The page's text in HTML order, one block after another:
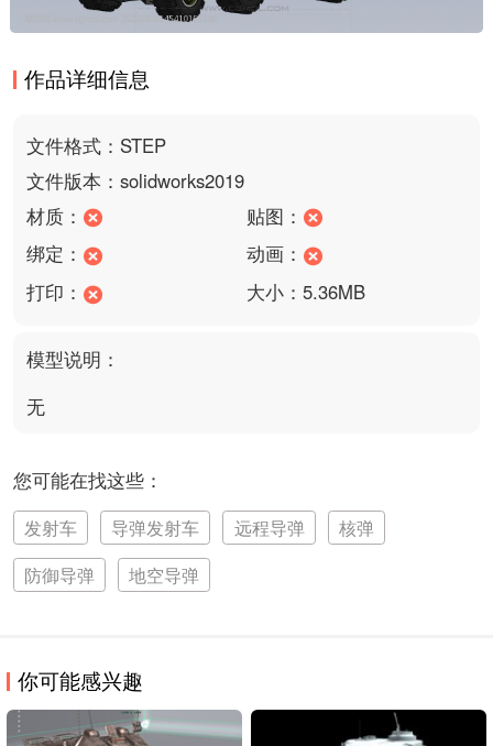
作品详细信息
文件格式：STEP
文件版本：solidworks2019
材质：
贴图：
绑定：
动画：
打印：
大小：5.36MB
模型说明：
无
您可能在找这些：
发射车 导弹发射车 远程导弹
核弹
防御导弹
地空导弹
你可能感兴趣